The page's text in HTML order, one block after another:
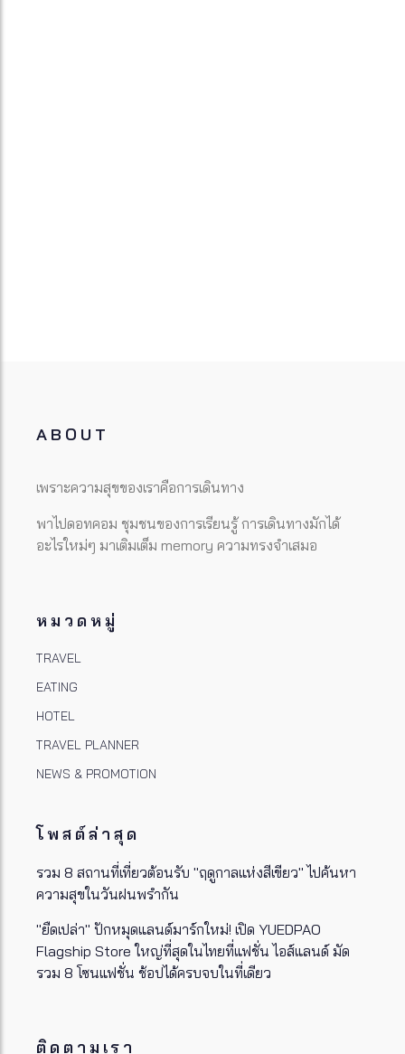
ABOUT
เพราะความสุขของเราคือการเดินทาง
พาไปดอทคอม ชุมชนของการเรียนรู้ การเดินทางมักได้
อะไรใหม่ๆ มาเติมเต็ม memory ความทรงจำเสมอ
หมวดหมู่
TRAVEL
EATING
HOTEL
TRAVEL PLANNER
NEWS & PROMOTION
โพสต์ล่าสุด
รวม 8 สถานที่เที่ยวต้อนรับ "ฤดูกาลแห่งสีเขียว" ไปค้นหา
ความสุขในวันฝนพรำกัน
"ยืดเปล่า" ปักหมุดแลนด์มาร์กใหม่! เปิด YUEDPAO
Flagship Store ใหญ่ที่สุดในไทยที่แฟชั่น ไอส์แลนด์ มัด
รวม 8 โซนแฟชั่น ช้อปได้ครบจบในที่เดียว
ติดตามเรา